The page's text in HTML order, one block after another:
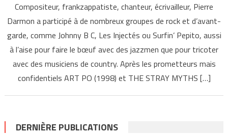
Compositeur, frankzappatiste, chanteur, écrivailleur, Pierre
Darmon a participé à de nombreux groupes de rock et d’avant-
garde, comme Johnny B C, Les Injectés ou Surfin’ Pepito, aussi
à l’aise pour faire le bœuf avec des jazzmen que pour tricoter
avec des musiciens de country. Après les prometteurs mais
confidentiels ART PO (1998) et THE STRAY MYTHS […]
DERNIÈRE PUBLICATIONS